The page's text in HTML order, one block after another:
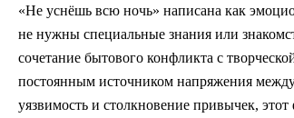
«Не уснёшь всю ночь» написана как
не нужны специальные знания или
сочетание бытового конфликта с
постоянным источником напряжения
уязвимость и столкновение привычек,